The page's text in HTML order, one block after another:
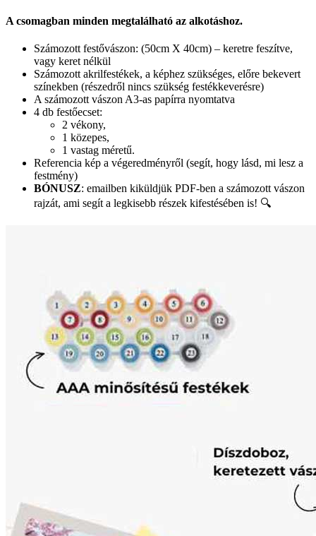
A csomagban minden megtalálható az alkotáshoz.
Számozott festővászon: (50cm X 40cm) – keretre feszítve,
vagy keret nélkül
Számozott akrilfestékek, a képhez szükséges, előre bekevert
színekben (részedről nincs szükség festékkeverésre)
A számozott vászon A3-as papírra nyomtatva
4 db festőecset:
2 vékony,
1 közepes,
1 vastag méretű.
Referencia kép a végeredményről (segít, hogy lásd, mi lesz a
festmény)
BÓNUSZ: emailben kiküldjük PDF-ben a számozott vászon
rajzát, ami segít a legkisebb részek kifestésében is! 🔍